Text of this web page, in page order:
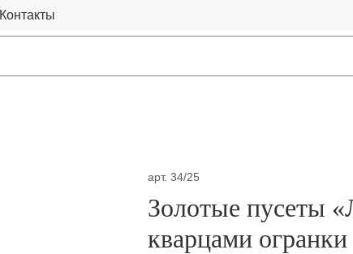
Контакты
арт. 34/25
Золотые пусеты
кварцами